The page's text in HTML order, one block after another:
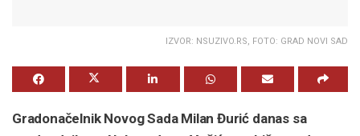
IZVOR: NSUZIVO.RS, FOTO: GRAD NOVI SAD
Gradonačelnik Novog Sada Milan Đurić danas sa